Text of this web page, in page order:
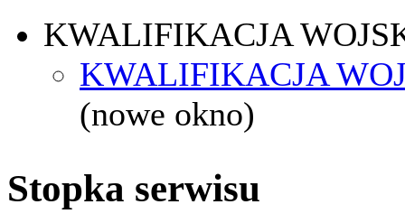
KWALIFIKACJA
KWALIFIKACJA
(nowe okno)
Stopka serwisu